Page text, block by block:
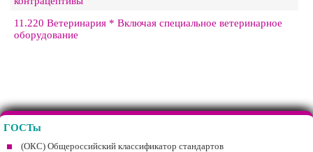
11.220 Ветеринария * Включая специальное ветеринарное
оборудование
ГОСТы
(ОКС) Общероссийский классификатор стандартов